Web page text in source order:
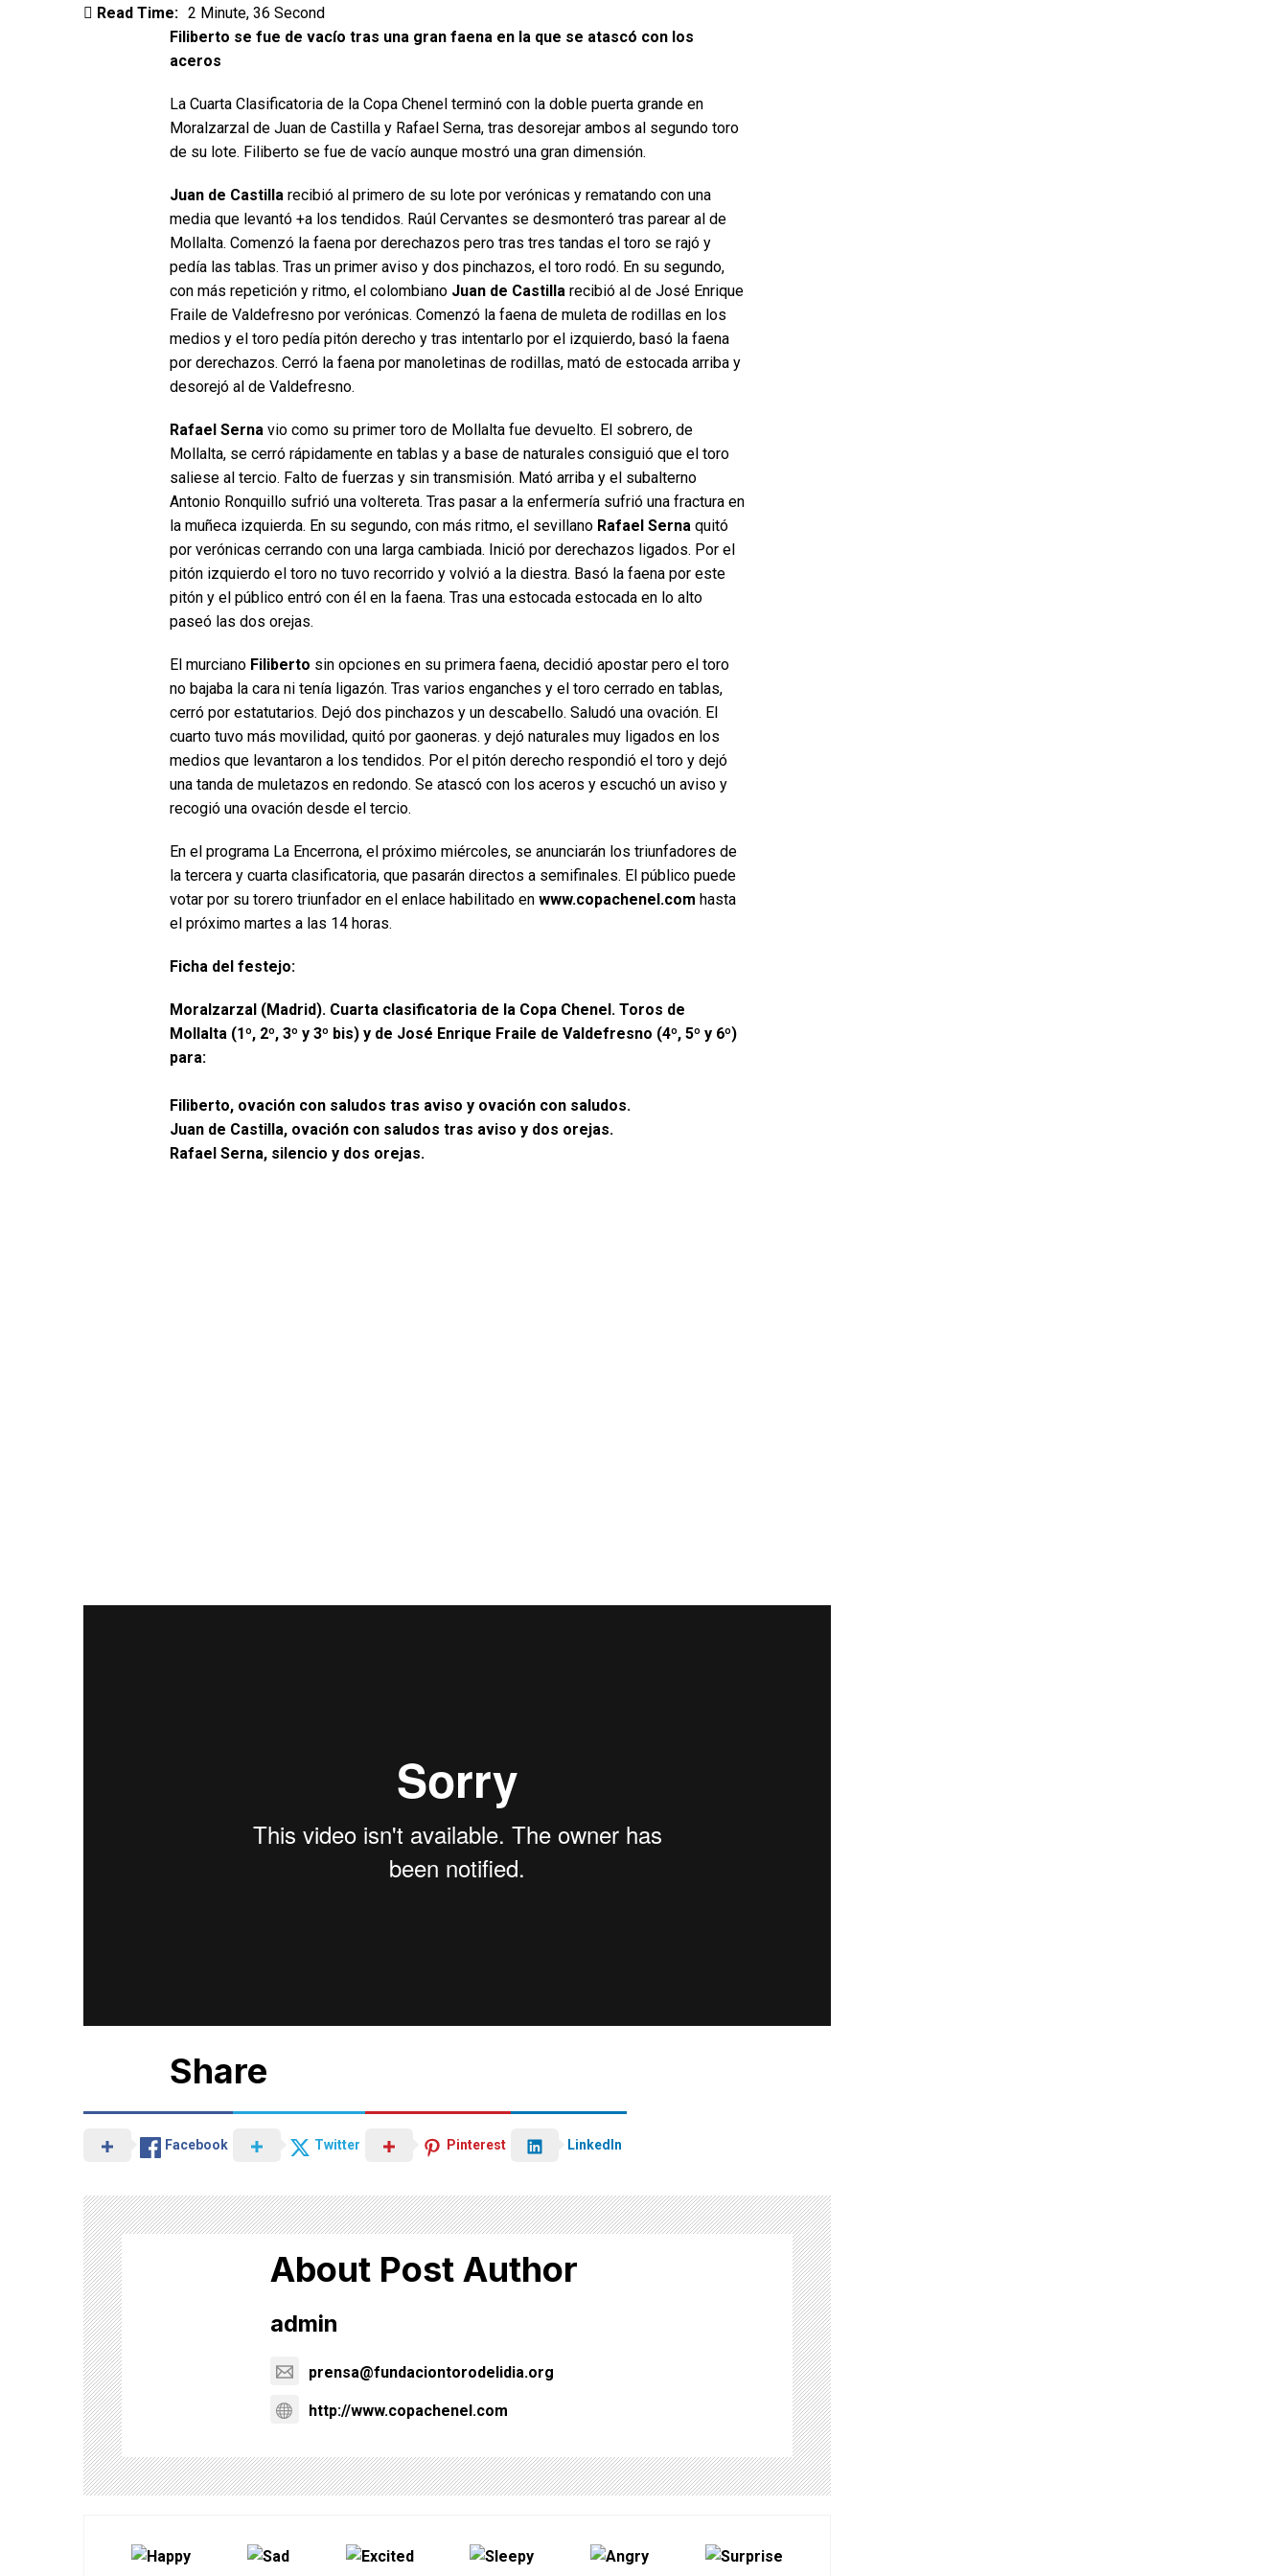
Read Time: 2 Minute, 36 Second
Filiberto se fue de vacío tras una gran faena en la que se atascó con los
aceros
La Cuarta Clasificatoria de la Copa Chenel terminó con la doble puerta grande en
Moralzarzal de Juan de Castilla y Rafael Serna, tras desorejar ambos al segundo toro
de su lote. Filiberto se fue de vacío aunque mostró una gran dimensión.
Juan de Castilla recibió al primero de su lote por verónicas y rematando con una
media que levantó +a los tendidos. Raúl Cervantes se desmonteró tras parear al de
Mollalta. Comenzó la faena por derechazos pero tras tres tandas el toro se rajó y
pedía las tablas. Tras un primer aviso y dos pinchazos, el toro rodó. En su segundo,
con más repetición y ritmo, el colombiano Juan de Castilla recibió al de José Enrique
Fraile de Valdefresno por verónicas. Comenzó la faena de muleta de rodillas en los
medios y el toro pedía pitón derecho y tras intentarlo por el izquierdo, basó la faena
por derechazos. Cerró la faena por manoletinas de rodillas, mató de estocada arriba y
desorejó al de Valdefresno.
Rafael Serna vio como su primer toro de Mollalta fue devuelto. El sobrero, de
Mollalta, se cerró rápidamente en tablas y a base de naturales consiguió que el toro
saliese al tercio. Falto de fuerzas y sin transmisión. Mató arriba y el subalterno
Antonio Ronquillo sufrió una voltereta. Tras pasar a la enfermería sufrió una fractura en
la muñeca izquierda. En su segundo, con más ritmo, el sevillano Rafael Serna quitó
por verónicas cerrando con una larga cambiada. Inició por derechazos ligados. Por el
pitón izquierdo el toro no tuvo recorrido y volvió a la diestra. Basó la faena por este
pitón y el público entró con él en la faena. Tras una estocada estocada en lo alto
paseó las dos orejas.
El murciano Filiberto sin opciones en su primera faena, decidió apostar pero el toro
no bajaba la cara ni tenía ligazón. Tras varios enganches y el toro cerrado en tablas,
cerró por estatutarios. Dejó dos pinchazos y un descabello. Saludó una ovación. El
cuarto tuvo más movilidad, quitó por gaoneras. y dejó naturales muy ligados en los
medios que levantaron a los tendidos. Por el pitón derecho respondió el toro y dejó
una tanda de muletazos en redondo. Se atascó con los aceros y escuchó un aviso y
recogió una ovación desde el tercio.
En el programa La Encerrona, el próximo miércoles, se anunciarán los triunfadores de
la tercera y cuarta clasificatoria, que pasarán directos a semifinales. El público puede
votar por su torero triunfador en el enlace habilitado en www.copachenel.com hasta
el próximo martes a las 14 horas.
Ficha del festejo:
Moralzarzal (Madrid). Cuarta clasificatoria de la Copa Chenel. Toros de
Mollalta (1º, 2º, 3º y 3º bis) y de José Enrique Fraile de Valdefresno (4º, 5º y 6º)
para:
Filiberto, ovación con saludos tras aviso y ovación con saludos.
Juan de Castilla, ovación con saludos tras aviso y dos orejas.
Rafael Serna, silencio y dos orejas.
Share
Facebook Twitter Pinterest LinkedIn
About Post Author
admin
prensa@fundaciontorodelidia.org
http://www.copachenel.com